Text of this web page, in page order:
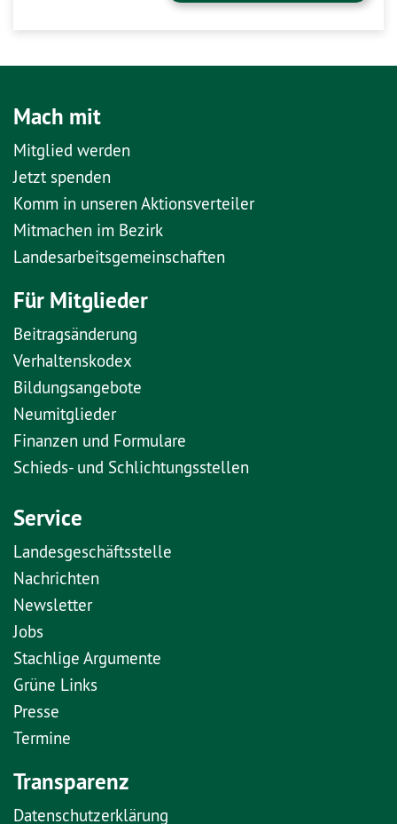
Mach mit
Mitglied werden
Jetzt spenden
Komm in unseren Aktionsverteiler
Mitmachen im Bezirk
Landesarbeitsgemeinschaften
Für Mitglieder
Beitragsänderung
Verhaltenskodex
Bildungsangebote
Neumitglieder
Finanzen und Formulare
Schieds- und Schlichtungsstellen
Service
Landesgeschäftsstelle
Nachrichten
Newsletter
Jobs
Stachlige Argumente
Grüne Links
Presse
Termine
Transparenz
Datenschutzerklärung